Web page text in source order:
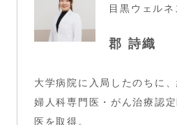
目黒ウェルネ
郡 詩織
大学病院に入局したのちに
婦人科専門医・がん治療認
医を取得。